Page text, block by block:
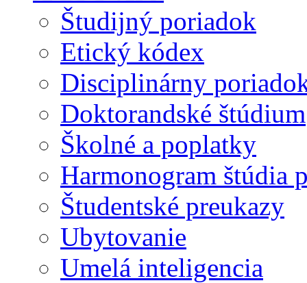
Študijný poriadok
Etický kódex
Disciplinárny
Doktorandské štúdium
Školné a poplatky
Harmonogram štúdia
Študentské preukazy
Ubytovanie
Umelá inteligencia